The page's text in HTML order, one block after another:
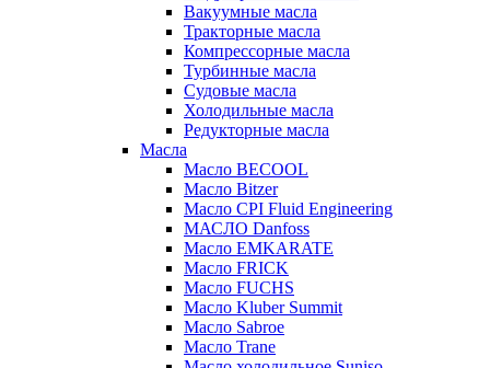
Вакуумные масла
Тракторные масла
Компрессорные масла
Турбинные масла
Судовые масла
Холодильные масла
Редукторные масла
Масла
Масло BECOOL
Масло Bitzer
Масло CPI Fluid Engineering
МАСЛО Danfoss
Масло EMKARATE
Масло FRICK
Масло FUCHS
Масло Kluber Summit
Масло Sabroe
Масло Trane